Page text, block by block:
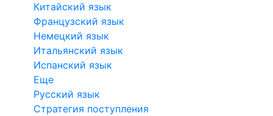
Китайский язык
Французский язык
Немецкий язык
Итальянский язык
Испанский язык
Еще
Русский язык
Стратегия поступления